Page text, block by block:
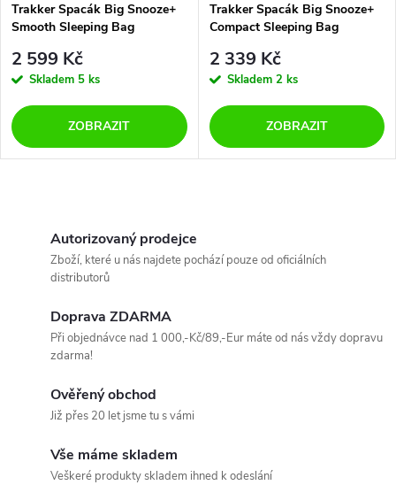
Trakker Spacák Big Snooze+
Smooth Sleeping Bag
2 599 Kč
Skladem 5 ks
ZOBRAZIT
Trakker Spacák Big Snooze+
Compact Sleeping Bag
2 339 Kč
Skladem 2 ks
ZOBRAZIT
Autorizovaný prodejce
Zboží, které u nás najdete pochází pouze od oficiálních
distributorů
Doprava ZDARMA
Při objednávce nad 1 000,-Kč/89,-Eur máte od nás vždy dopravu
zdarma!
Ověřený obchod
Již přes 20 let jsme tu s vámi
Vše máme skladem
Veškeré produkty skladem ihned k odeslání